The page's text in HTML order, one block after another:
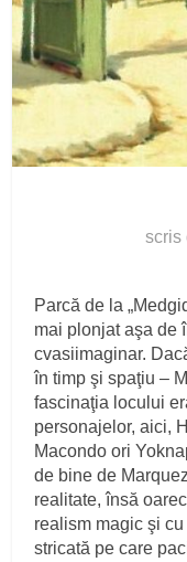
scris
Parcă de la
mai plonjat aşa de
cvasiimaginar.
în timp şi spaţiu –
fascinaţia locului
personajelor, aici,
Macondo ori
de bine de
realitate, însă
realism magic şi
stricată pe care